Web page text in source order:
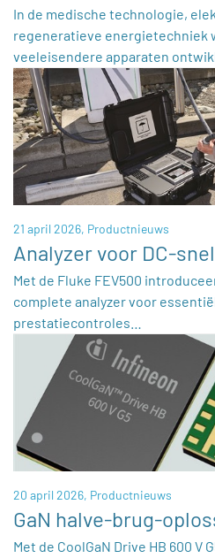
In de medische technologie,
regeneratieve energietechniek
veeleisendere apparaten
21 april 2026, Productnieuws
Analyzer voor DC-
Met de Fluke FEV500
complete analyzer voor
prestatiecontroles…
20 april 2026, Productnieuws
GaN halve-brug-
Met de CoolGaN Drive HB 600 V